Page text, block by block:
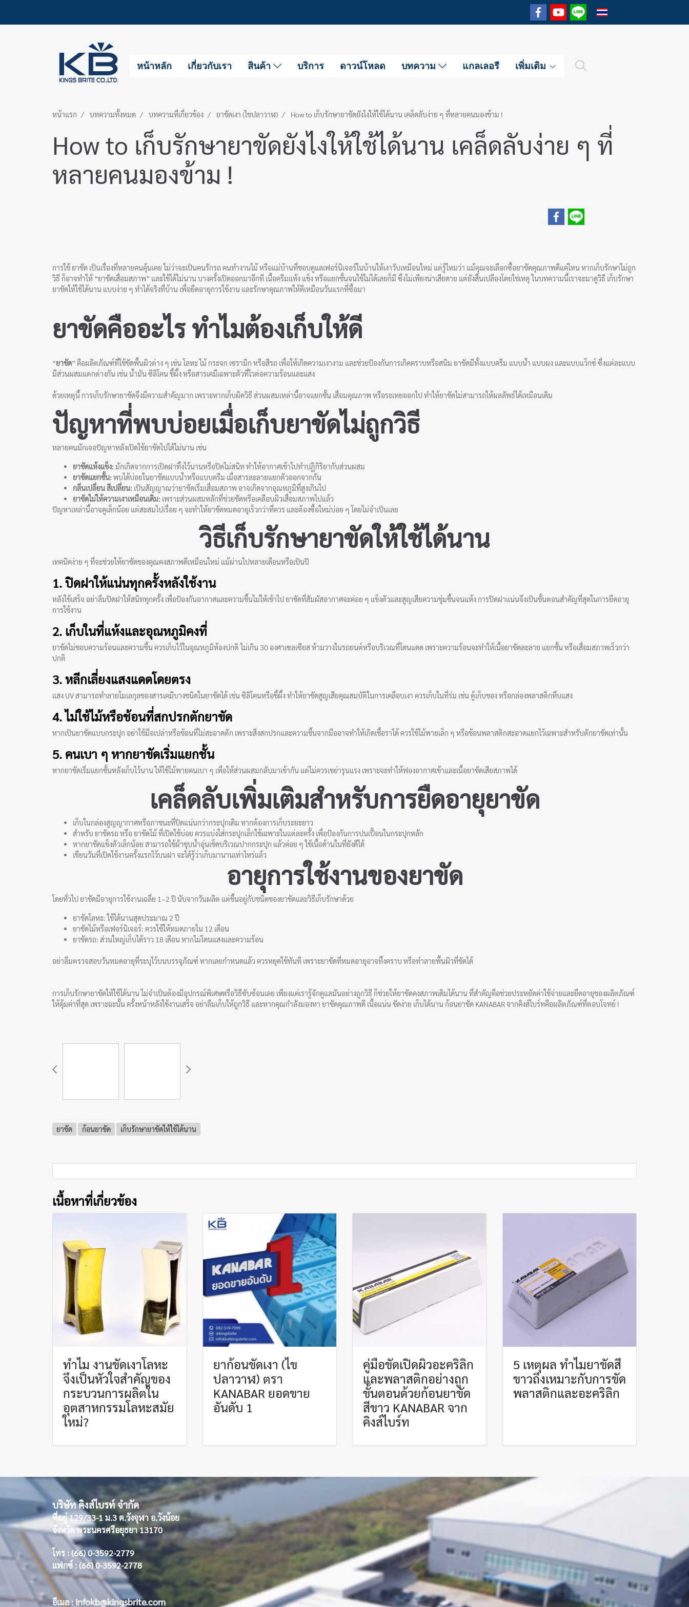
หน้าหลัก เกี่ยวกับเรา สินค้า บริการ ดาวน์โหลด บทความ แกลเลอรี เพิ่มเติม
หน้าแรก บทความทั้งหมด บทความที่เกี่ยวข้อง ยาขัดเงา (ไขปลาวาฬ) How to เก็บรักษายาขัดยังไงให้ใช้ได้นาน เคล็ดลับง่าย ๆ ที่หลายคนมองข้าม !
How to เก็บรักษายาขัดยังไงให้ใช้ได้นาน เคล็ดลับง่าย ๆ ที่
หลายคนมองข้าม !
การใช้ยาขัด เป็นเรื่องที่หลายคนคุ้นเคย ไม่ว่าจะเป็นคนรักรถ คนทำงานไม้ หรือแม่บ้านที่ชอบดูแลเฟอร์นิเจอร์ในบ้านให้เงาวับเหมือนใหม่ แต่รู้ไหมว่า แม้คุณจะเลือกซื้อยาขัดคุณภาพดีแค่ไหน หากเก็บรักษาไม่ถูก
วิธี ก็อาจทำให้ “ยาขัดเสื่อมสภาพ” และใช้ได้ไม่นาน บางครั้งเปิดออกมาอีกที เนื้อครีมแห้ง แข็ง หรือแยกชั้นจนใช้ไม่ได้เลยก็มี ซึ่งไม่เพียงน่าเสียดาย แต่ยังสิ้นเปลืองโดยใช่เหตุ ในบทความนี้เราจะมาดูวิธี เก็บรักษา
ยาขัดให้ใช้ได้นาน แบบง่าย ๆ ทำได้จริงที่บ้าน เพื่อยืดอายุการใช้งาน และรักษาคุณภาพให้ดีเหมือนวันแรกที่ซื้อมา
ยาขัดคืออะไร ทำไมต้องเก็บให้ดี
“ยาขัด” คือผลิตภัณฑ์ที่ใช้ขัดพื้นผิวต่าง ๆ เช่น โลหะ ไม้ กระจก เซรามิก หรือสีรถ เพื่อให้เกิดความเงางาม และช่วยป้องกันการเกิดคราบหรือสนิม ยาขัดมีทั้งแบบครีม แบบน้ำ แบบผง และแบบแว็กซ์ ซึ่งแต่ละแบบ
มีส่วนผสมแตกต่างกัน เช่น น้ำมัน ซิลิโคน ขี้ผึ้ง หรือสารเคมีเฉพาะตัวที่ไวต่อความร้อนและแสง
ด้วยเหตุนี้ การเก็บรักษายาขัดจึงมีความสำคัญมาก เพราะหากเก็บผิดวิธี ส่วนผสมเหล่านี้อาจแยกชั้น เสื่อมคุณภาพ หรือระเหยออกไป ทำให้ยาขัดไม่สามารถให้ผลลัพธ์ได้เหมือนเดิม
ปัญหาที่พบบ่อยเมื่อเก็บยาขัดไม่ถูกวิธี
หลายคนมักเจอปัญหาหลังเปิดใช้ยาขัดไปได้ไม่นาน เช่น
ยาขัดแห้งแข็ง: มักเกิดจากการเปิดฝาทิ้งไว้นานหรือปิดไม่สนิท ทำให้อากาศเข้าไปทำปฏิกิริยากับส่วนผสม
ยาขัดแยกชั้น: พบได้บ่อยในยาขัดแบบน้ำหรือแบบครีม เมื่อสารละลายแยกตัวออกจากกัน
กลิ่นเปลี่ยน สีเปลี่ยน: เป็นสัญญาณว่ายาขัดเริ่มเสื่อมสภาพ อาจเกิดจากอุณหภูมิที่สูงเกินไป
ยาขัดไม่ให้ความเงาเหมือนเดิม: เพราะส่วนผสมหลักที่ช่วยขัดหรือเคลือบผิวเสื่อมสภาพไปแล้ว
ปัญหาเหล่านี้อาจดูเล็กน้อย แต่สะสมไปเรื่อย ๆ จะทำให้ยาขัดหมดอายุเร็วกว่าที่ควร และต้องซื้อใหม่บ่อย ๆ โดยไม่จำเป็นเลย
วิธีเก็บรักษายาขัดให้ใช้ได้นาน
เทคนิคง่าย ๆ ที่จะช่วยให้ยาขัดของคุณคงสภาพดีเหมือนใหม่ แม้ผ่านไปหลายเดือนหรือเป็นปี
1. ปิดฝาให้แน่นทุกครั้งหลังใช้งาน
หลังใช้เสร็จ อย่าลืมปิดฝาให้สนิททุกครั้ง เพื่อป้องกันอากาศและความชื้นไม่ให้เข้าไป ยาขัดที่สัมผัสอากาศจะค่อย ๆ แข็งตัวและสูญเสียความชุ่มชื้นจนแห้ง การปิดฝาแน่นจึงเป็นขั้นตอนสำคัญที่สุดในการยืดอายุ
การใช้งาน
2. เก็บในที่แห้งและอุณหภูมิคงที่
ยาขัดไม่ชอบความร้อนและความชื้น ควรเก็บไว้ในอุณหภูมิห้องปกติ ไม่เกิน 30 องศาเซลเซียส ห้ามวางในรถยนต์หรือบริเวณที่โดนแดด เพราะความร้อนจะทำให้เนื้อยาขัดละลาย แยกชั้น หรือเสื่อมสภาพเร็วกว่า
ปกติ
3. หลีกเลี่ยงแสงแดดโดยตรง
แสง UV สามารถทำลายโมเลกุลของสารเคมีบางชนิดในยาขัดได้ เช่น ซิลิโคนหรือขี้ผึ้ง ทำให้ยาขัดสูญเสียคุณสมบัติในการเคลือบเงา ควรเก็บในที่ร่ม เช่น ตู้เก็บของ หรือกล่องพลาสติกทึบแสง
4. ไม่ใช้ไม้หรือช้อนที่สกปรกตักยาขัด
หากเป็นยาขัดแบบกระปุก อย่าใช้มือเปล่าหรือช้อนที่ไม่สะอาดตัก เพราะสิ่งสกปรกและความชื้นจากมืออาจทำให้เกิดเชื้อราได้ ควรใช้ไม้พายเล็ก ๆ หรือช้อนพลาสติกสะอาดแยกไว้เฉพาะสำหรับตักยาขัดเท่านั้น
5. คนเบา ๆ หากยาขัดเริ่มแยกชั้น
หากยาขัดเริ่มแยกชั้นหลังเก็บไว้นาน ให้ใช้ไม้พายคนเบา ๆ เพื่อให้ส่วนผสมกลับมาเข้ากัน แต่ไม่ควรเขย่ารุนแรง เพราะจะทำให้ฟองอากาศเข้าและเนื้อยาขัดเสียสภาพได้
เคล็ดลับเพิ่มเติมสำหรับการยืดอายุยาขัด
เก็บในกล่องสูญญากาศหรือภาชนะที่ปิดแน่นกว่ากระปุกเดิม หากต้องการเก็บระยะยาว
สำหรับ ยาขัดรถ หรือ ยาขัดไม้ ที่เปิดใช้บ่อย ควรแบ่งใส่กระปุกเล็กใช้เฉพาะในแต่ละครั้ง เพื่อป้องกันการปนเปื้อนในกระปุกหลัก
หากยาขัดแข็งตัวเล็กน้อย สามารถใช้ผ้าชุบน้ำอุ่นเช็ดบริเวณปากกระปุก แล้วค่อย ๆ ใช้เนื้อด้านในที่ยังดีได้
เขียนวันที่เปิดใช้งานครั้งแรกไว้บนฝา จะได้รู้ว่าเก็บมานานเท่าไหร่แล้ว
อายุการใช้งานของยาขัด
โดยทั่วไป ยาขัดมีอายุการใช้งานเฉลี่ย 1–2 ปี นับจากวันผลิต แต่ขึ้นอยู่กับชนิดของยาขัดและวิธีเก็บรักษาด้วย
ยาขัดโลหะ: ใช้ได้นานสุดประมาณ 2 ปี
ยาขัดไม้หรือเฟอร์นิเจอร์: ควรใช้ให้หมดภายใน 12 เดือน
ยาขัดรถ: ส่วนใหญ่เก็บได้ราว 18 เดือน หากไม่โดนแสงและความร้อน
อย่าลืมตรวจสอบวันหมดอายุที่ระบุไว้บนบรรจุภัณฑ์ หากเลยกำหนดแล้ว ควรหยุดใช้ทันที เพราะยาขัดที่หมดอายุอาจทิ้งคราบ หรือทำลายพื้นผิวที่ขัดได้
การเก็บรักษายาขัดให้ใช้ได้นาน ไม่จำเป็นต้องมีอุปกรณ์พิเศษหรือวิธีซับซ้อนเลย เพียงแค่เรารู้จักดูแลมันอย่างถูกวิธี ก็ช่วยให้ยาขัดคงสภาพเดิมได้นาน ที่สำคัญคือช่วยประหยัดค่าใช้จ่ายและยืดอายุของผลิตภัณฑ์
ให้คุ้มค่าที่สุด เพราะฉะนั้น ครั้งหน้าหลังใช้งานเสร็จ อย่าลืมเก็บให้ถูกวิธี และหากคุณกำลังมองหา ยาขัดคุณภาพดี เนื้อแน่น ขัดง่าย เก็บได้นาน ก้อนยาขัด KANABARจากคิงส์ไบร์ทคือผลิตภัณฑ์ที่ตอบโจทย์ !
ยาขัด ก้อนยาขัด เก็บรักษายาขัดให้ใช้ได้นาน
เนื้อหาที่เกี่ยวข้อง
ทำไม งานขัดเงาโลหะ
จึงเป็นหัวใจสำคัญของ
กระบวนการผลิตใน
อุตสาหกรรมโลหะสมัย
ใหม่?
ยาก้อนขัดเงา (ไข
ปลาวาฬ) ตรา
KANABAR ยอดขาย
อันดับ 1
คู่มือขัดเปิดผิวอะคริลิก
และพลาสติกอย่างถูก
ขั้นตอนด้วยก้อนยาขัด
สีขาว KANABAR จาก
คิงส์ไบร์ท
5 เหตุผล ทำไมยาขัดสี
ขาวถึงเหมาะกับการขัด
พลาสติกและอะคริลิก
บริษัท คิงส์ไบรท์ จำกัด
ที่อยู่ 129/33-1 ม.3 ต.วังจุฬา อ.วังน้อย
จังหวัด พระนครศรีอยุธยา 13170
โทร : (66) 0-3592-2779
แฟกซ์ : (66) 0-3592-2778
อีเมล :infokb@kingsbrite.com